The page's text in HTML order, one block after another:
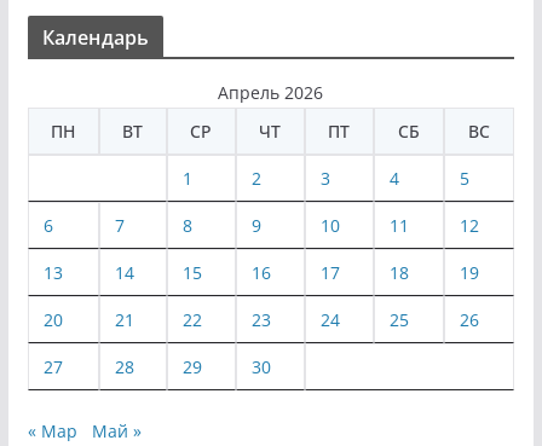
Календарь
Апрель 2026
ПН
ВТ СР ЧТ ПТ СБ ВС
1 2 3 4 5
6 7 8 9 10 11 12
13 14 15 16 17 18 19
20 21 22 23 24 25 26
27 28 29 30
« Мар Май »